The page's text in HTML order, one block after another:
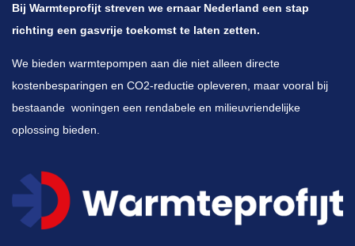
Bij Warmteprofijt streven we ernaar Nederland een stap
richting een gasvrije toekomst te laten zetten.
We bieden warmtepompen aan die niet alleen directe
kostenbesparingen en CO2-reductie opleveren, maar vooral bij
bestaande woningen een rendabele en milieuvriendelijke
oplossing bieden.